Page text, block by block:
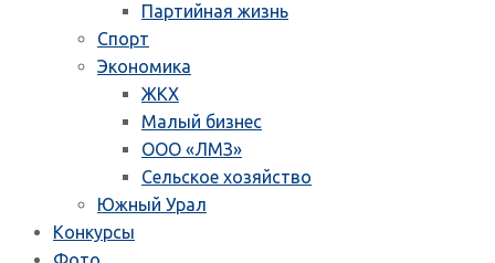
Партийная жизнь
Спорт
Экономика
ЖКХ
Малый бизнес
ООО «ЛМЗ»
Сельское хозяйство
Южный Урал
Конкурсы